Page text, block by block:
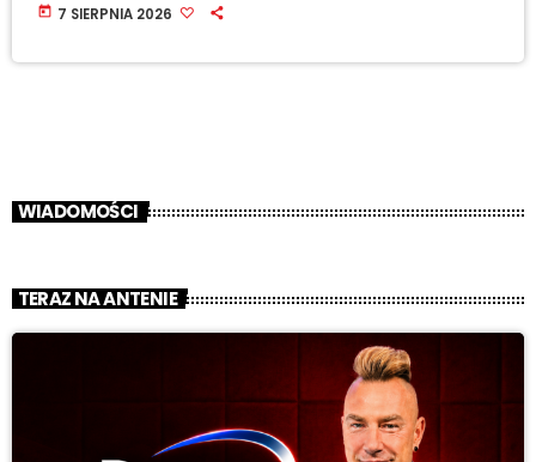
today 7 SIERPNIA 2026
WIADOMOŚCI
TERAZ NA ANTENIE